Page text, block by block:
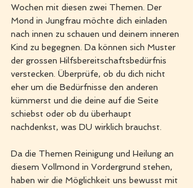
Wochen mit diesen zwei Themen. Der
Mond in Jungfrau möchte dich einladen
nach innen zu schauen und deinem inneren
Kind zu begegnen. Da können sich Muster
der grossen Hilfsbereitschaftsbedürfnis
verstecken. Überprüfe, ob du dich nicht
eher um die Bedürfnisse den anderen
kümmerst und die deine auf die Seite
schiebst oder ob du überhaupt
nachdenkst, was DU wirklich brauchst.
Da die Themen Reinigung und Heilung an
diesem Vollmond in Vordergrund stehen,
haben wir die Möglichkeit uns bewusst mit